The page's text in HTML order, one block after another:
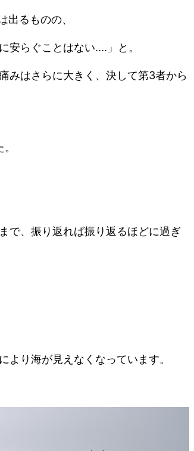
るものの、
安らぐことはない....」と。
みはさらに大きく、決して第3者から
で、振り返れば振り返るほどに過ぎ
り海が見えなくなっています。